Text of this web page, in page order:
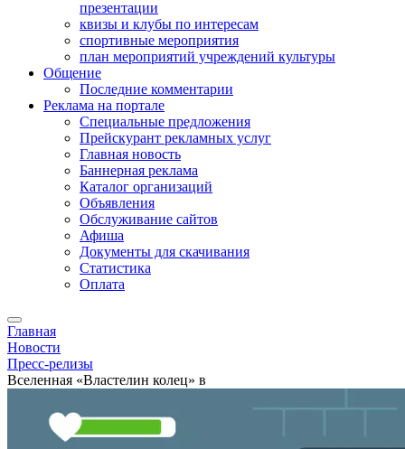
презентации
квизы и клубы по интересам
спортивные мероприятия
план мероприятий учреждений культуры
Общение
Последние комментарии
Реклама на портале
Специальные предложения
Прейскурант рекламных услуг
Главная новость
Баннерная реклама
Каталог организаций
Объявления
Обслуживание сайтов
Афиша
Документы для скачивания
Статистика
Оплата
Главная
Новости
Пресс-релизы
Вселенная «Властелин колец» в